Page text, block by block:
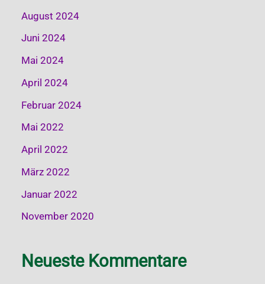
August 2024
Juni 2024
Mai 2024
April 2024
Februar 2024
Mai 2022
April 2022
März 2022
Januar 2022
November 2020
Neueste Kommentare